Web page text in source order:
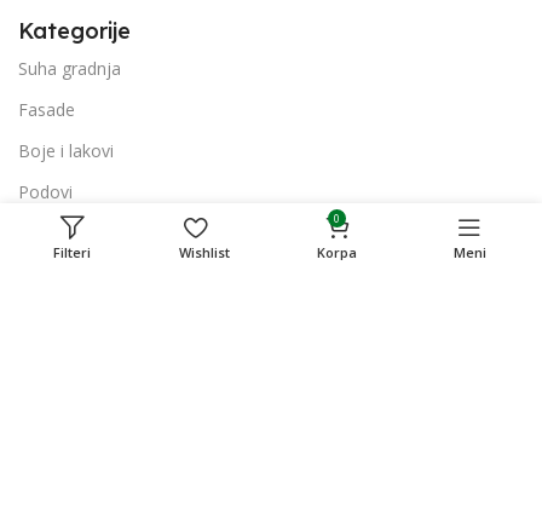
Kategorije
Suha gradnja
Fasade
Boje i lakovi
Podovi
Hidroizolacije
Filteri Wishlist
0
Korpa Meni